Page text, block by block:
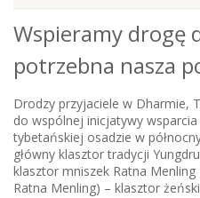
Wspieramy drogę
potrzebna nasza
Drodzy przyjaciele w Dharmie,
do wspólnej inicjatywy
tybetańskiej osadzie w
główny klasztor tradycji
klasztor mniszek Ratna
Ratna Menling) – klasztor